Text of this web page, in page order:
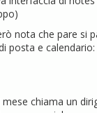
nota che pare si
posta e calendario:
chiama un